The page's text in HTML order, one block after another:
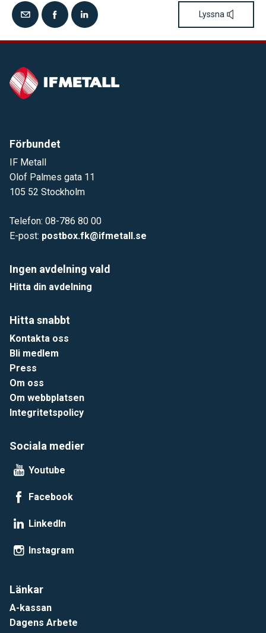
Lyssna
Förbundet
IF Metall
Olof Palmes gata 11
105 52 Stockholm
Telefon: 08-786 80 00
E-post: postbox.fk@ifmetall.se
Ingen avdelning vald
Hitta din avdelning
Hitta snabbt
Kontakta oss
Bli medlem
Press
Om oss
Om webbplatsen
Integritetspolicy
Sociala medier
Youtube
Facebook
LinkedIn
Instagram
Länkar
A-kassan
Dagens Arbete